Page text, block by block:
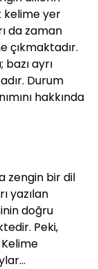
kelime yer
da zaman
çıkmaktadır.
bazı ayrı
Durum
hakkında
zengin bir dil
yazılan
doğru
Peki,
Kelime